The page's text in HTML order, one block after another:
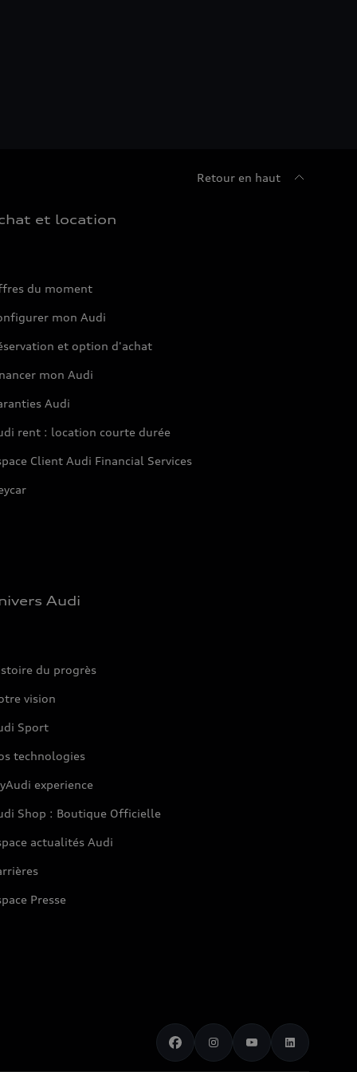
Retour en haut
et location
du moment
mon Audi
et option d'achat
mon Audi
Audi
rent : location courte durée
Client Audi Financial Services
Audi
du progrès
vision
Sport
technologies
experience
Shop : Boutique Officielle
actualités Audi
Presse